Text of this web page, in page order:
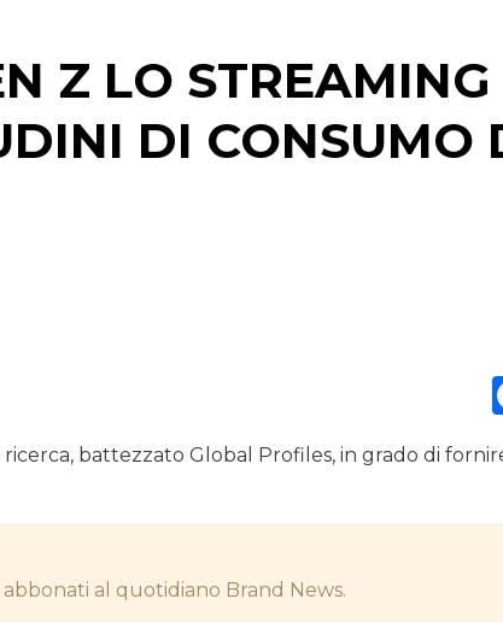
NORMATIVE
Z LO
DI CONSUMO
battezzato Global Profiles, in grado di
al quotidiano Brand News.